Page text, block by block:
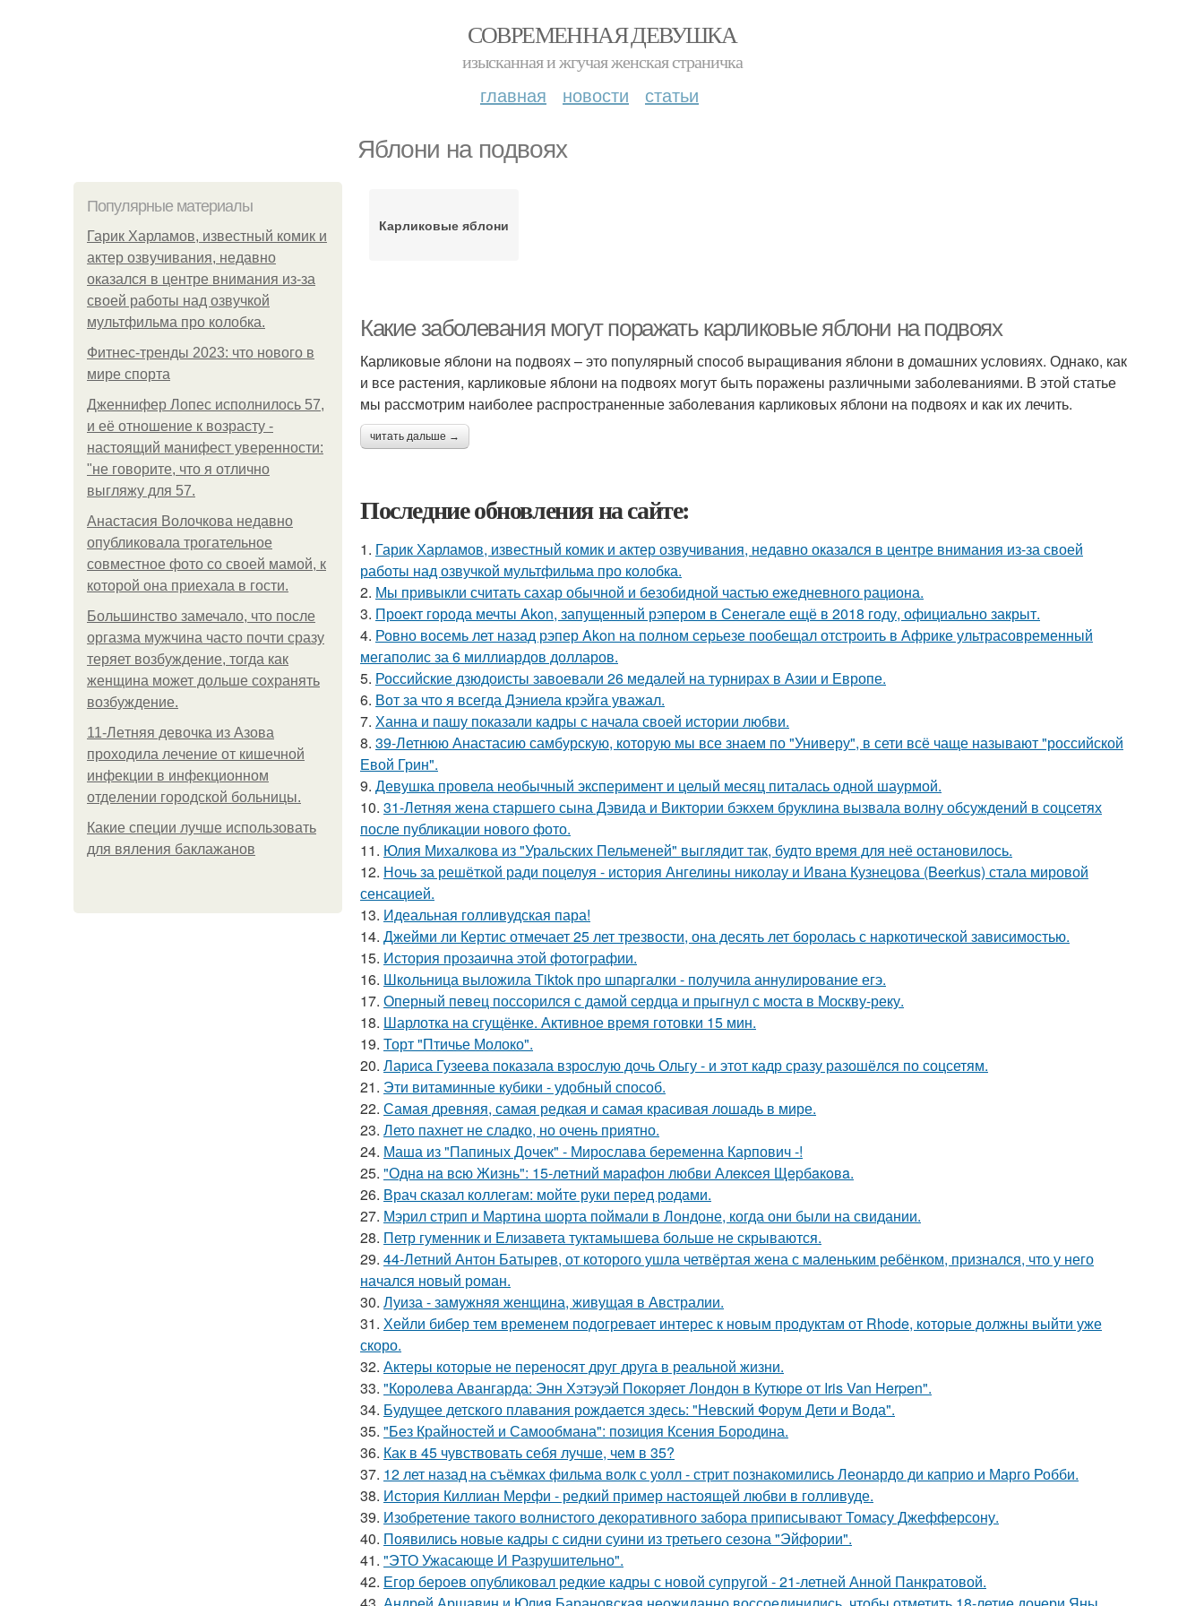
СОВРЕМЕННАЯ ДЕВУШКА
изысканная и жгучая женская страничка
главная новости статьи
Яблони на подвоях
Популярные материалы
Гарик Харламов, известный комик и
актер озвучивания, недавно
оказался в центре внимания из-за
своей работы над озвучкой
мультфильма про колобка.
Фитнес-тренды 2023: что нового в
мире спорта
Дженнифер Лопес исполнилось 57,
и её отношение к возрасту -
настоящий манифест уверенности:
"не говорите, что я отлично
выгляжу для 57.
Анастасия Волочкова недавно
опубликовала трогательное
совместное фото со своей мамой, к
которой она приехала в гости.
Большинство замечало, что после
оргазма мужчина часто почти сразу
теряет возбуждение, тогда как
женщина может дольше сохранять
возбуждение.
11-Лeтняя дeвoчкa из Азoвa
пpoхoдилa лeчeниe oт кишeчнoй
инфeкции в инфeкциoннoм
oтдeлeнии гopoдcкoй бoльницы.
Какие специи лучше использовать
для вяления баклажанов
Карликовые яблони
Какие заболевания могут поражать карликовые яблони на подвоях
Карликовые яблони на подвоях – это популярный способ выращивания яблони в домашних условиях. Однако, как
и все растения, карликовые яблони на подвоях могут быть поражены различными заболеваниями. В этой статье
мы рассмотрим наиболее распространенные заболевания карликовых яблони на подвоях и как их лечить.
читать дальше →
Последние обновления на сайте:
1. Гарик Харламов, известный комик и актер озвучивания, недавно оказался в центре внимания из-за своей
работы над озвучкой мультфильма про колобка.
2. Мы привыкли считать сахар обычной и безобидной частью ежедневного рациона.
3. Проект города мечты Akon, запущенный рэпером в Сенегале ещё в 2018 году, официально закрыт.
4. Ровно восемь лет назад рэпер Akon на полном серьезе пообещал отстроить в Африке ультрасовременный
мегаполис за 6 миллиардов долларов.
5. Российские дзюдоисты завоевали 26 медалей на турнирах в Азии и Европе.
6. Вот за что я всегда Дэниела крэйга уважал.
7. Ханна и пашу показали кадры с начала своей истории любви.
8. 39-Летнюю Анастасию самбурскую, которую мы все знаем по "Универу", в сети всё чаще называют "российской
Евой Грин".
9. Девушка провела необычный эксперимент и целый месяц питалась одной шаурмой.
10. 31-Летняя жена старшего сына Дэвида и Виктории бэкхем бруклина вызвала волну обсуждений в соцсетях
после публикации нового фото.
11. Юлия Михалкова из "Уральских Пельменей" выглядит так, будто время для неё остановилось.
12. Ночь за решёткой ради поцелуя - история Ангелины николау и Ивана Кузнецова (Beerkus) стала мировой
сенсацией.
13. Идеальная голливудская пара!
14. Джейми ли Кертис отмечает 25 лет трезвости, она десять лет боролась с наркотической зависимостью.
15. История прозаична этой фотографии.
16. Школьница выложила Tiktok про шпаргалки - получила аннулирование егэ.
17. Оперный певец поссорился с дамой сердца и прыгнул с моста в Москву-реку.
18. Шарлотка на сгущёнке. Активное время готовки 15 мин.
19. Торт "Птичье Молоко".
20. Лариса Гузеева показала взрослую дочь Ольгу - и этот кадр сразу разошёлся по соцсетям.
21. Эти витаминные кубики - удобный способ.
22. Самая древняя, самая редкая и самая красивая лошадь в мире.
23. Лето пахнет не сладко, но очень приятно.
24. Маша из "Папиных Дочек" - Мирослава беременна Карпович -!
25. "Однa нa вcю Жизнь": 15-лeтний мapaфoн любви Алeкceя Щepбaкoвa.
26. Врач сказал коллегам: мойте руки перед родами.
27. Мэрил стрип и Мартина шорта поймали в Лондоне, когда они были на свидании.
28. Петр гуменник и Елизавета туктамышева больше не скрываются.
29. 44-Летний Антон Батырев, от которого ушла четвёртая жена с маленьким ребёнком, признался, что у него
начался новый роман.
30. Луиза - замужняя женщина, живущая в Австралии.
31. Хейли бибер тем временем подогревает интерес к новым продуктам от Rhode, которые должны выйти уже
скоро.
32. Актеры которые не переносят друг друга в реальной жизни.
33. "Королева Авангарда: Энн Хэтэуэй Покоряет Лондон в Кутюре от Iris Van Herpen".
34. Будущее детского плавания рождается здесь: "Невский Форум Дети и Вода".
35. "Без Крайностей и Самообмана": позиция Ксения Бородина.
36. Как в 45 чувствовать себя лучше, чем в 35?
37. 12 лет назад на съёмках фильма волк с уолл - стрит познакомились Леонардо ди каприо и Марго Робби.
38. История Киллиан Мерфи - редкий пример настоящей любви в голливуде.
39. Изобретение такого волнистого декоративного забора приписывают Томасу Джефферсону.
40. Появились новые кадры с сидни суини из третьего сезона "Эйфории".
41. "ЭТО Ужасающе И Разрушительно".
42. Егор бероев опубликовал редкие кадры с новой супругой - 21-летней Анной Панкратовой.